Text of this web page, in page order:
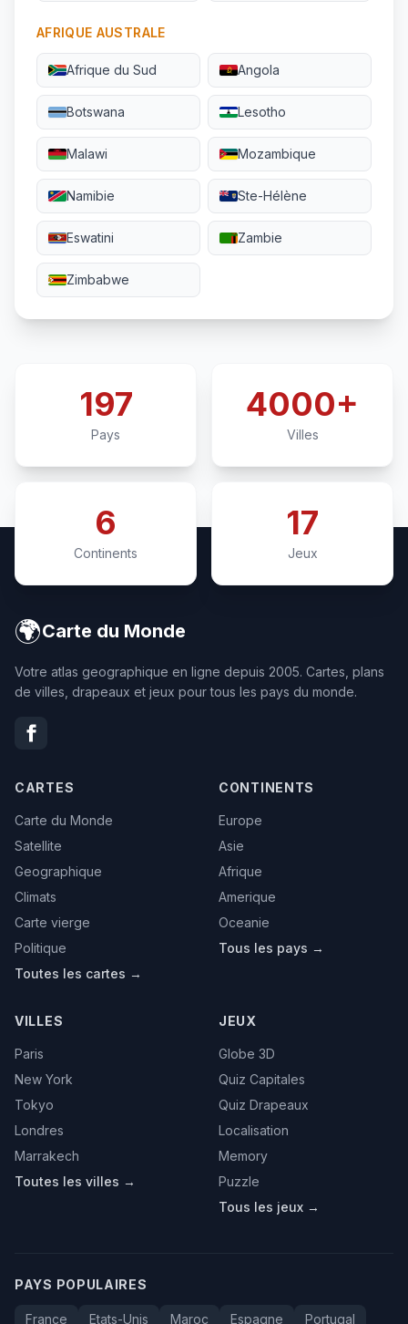
AFRIQUE AUSTRALE
Afrique du Sud Angola
Botswana Lesotho
Malawi Mozambique
Namibie Ste-Hélène
Eswatini Zambie
Zimbabwe
197
Pays
4000+
Villes
6
Continents
17
Jeux
🌍Carte du Monde
Votre atlas geographique en ligne depuis 2005. Cartes, plans
de villes, drapeaux et jeux pour tous les pays du monde.
CARTES
Carte du Monde
Satellite
Geographique
Climats
Carte vierge
Politique
Toutes les cartes →
CONTINENTS
Europe
Asie
Afrique
Amerique
Oceanie
Tous les pays →
VILLES
Paris
New York
Tokyo
Londres
Marrakech
Toutes les villes →
JEUX
Globe 3D
Quiz Capitales
Quiz Drapeaux
Localisation
Memory
Puzzle
Tous les jeux →
PAYS POPULAIRES
France Etats-Unis Maroc Espagne Portugal